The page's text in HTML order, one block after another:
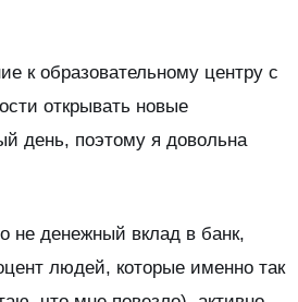
к образовательному центру с
открывать новые
день, поэтому я довольна
не денежный вклад в банк,
людей, которые именно так